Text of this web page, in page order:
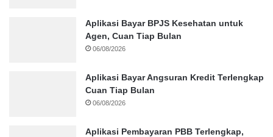
Aplikasi Bayar BPJS Kesehatan untuk
Agen, Cuan Tiap Bulan
06/08/2026
Aplikasi Bayar Angsuran Kredit Terlengkap
Cuan Tiap Bulan
06/08/2026
Aplikasi Pembayaran PBB Terlengkap,